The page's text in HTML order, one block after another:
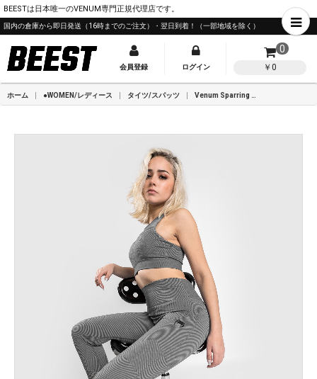
BEESTは日本唯一のVENUM専門正規代理店です。
国内の倉庫から即日発送（16時までのご注文）・翌日到着！（一部地域を除く）
会員登録 ログイン
0
￥0
ホーム ●WOMEN/レディース タイツ/スパッツ